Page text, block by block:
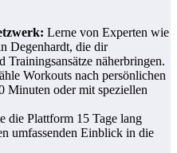
Lerne von Experten wie
Degenhardt, die dir
Trainingsansätze näherbringen.
Workouts nach persönlichen
Minuten oder mit speziellen
die Plattform 15 Tage lang
umfassenden Einblick in die